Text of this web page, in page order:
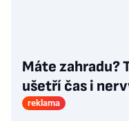
Máte zahradu?
ušetří čas i
reklama